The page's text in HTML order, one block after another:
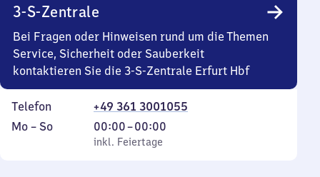
bis
18
Uhr
35
3-S-Zentrale
Bei Fragen oder Hinweisen rund um die Themen
Service, Sicherheit oder Sauberkeit
kontaktieren Sie die 3-S-Zentrale Erfurt Hbf
Telefon
+49 361 3001055
Montag
Mo – So,
inkl. Feiertage
00:00–00:00
Von
0
inkl. Feiertage